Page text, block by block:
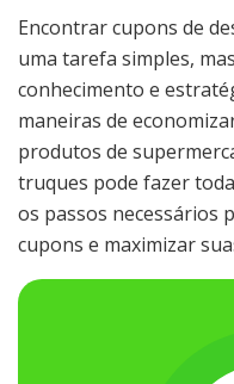
Encontrar cupons de
uma tarefa simples,
conhecimento e
maneiras de
produtos de
truques pode fazer
os passos necessários
cupons e maximizar